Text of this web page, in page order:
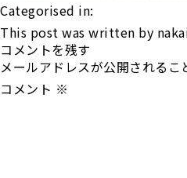
Categorised in:
This post was written by
コメントを残す
メールアドレスが公開されるこ
コメント ※